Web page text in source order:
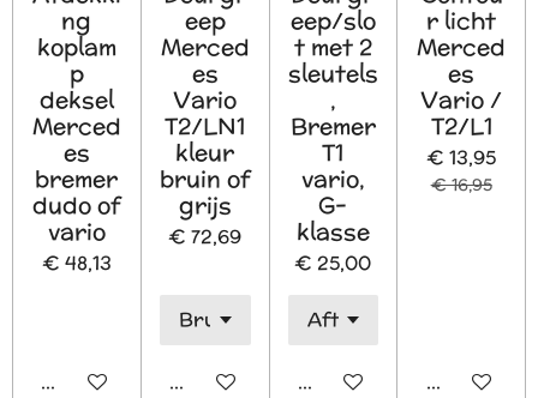
ng
koplam
p
deksel
Merced
es
bremer
dudo of
vario
€ 48,13
In winkelwagen
eep
Merced
es
Vario
T2/LN1
kleur
bruin of
grijs
€ 72,69
In winkelwagen
eep/slo
t met 2
sleutels
,
Bremer
T1
vario,
G-
klasse
€ 25,00
In winkelwagen
r licht
Merced
es
Vario /
T2/L1
€ 13,95
€ 16,95
In